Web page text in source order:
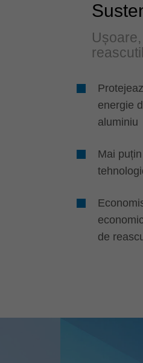
Ușoare,
energie
aluminiu
Mai
de